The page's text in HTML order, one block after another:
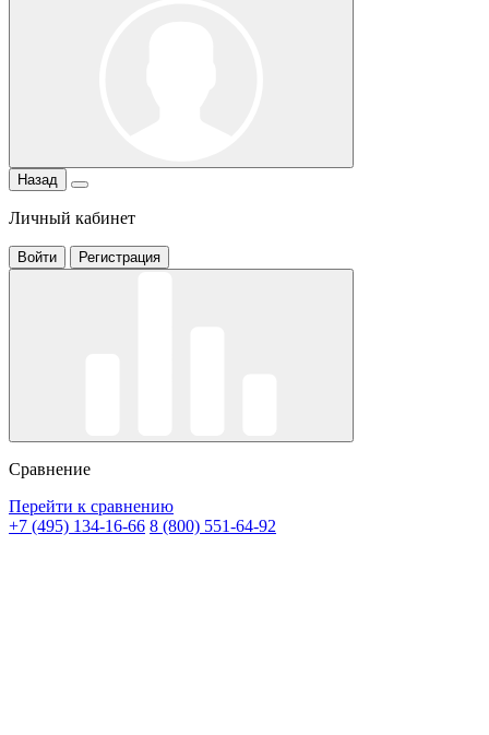
Назад
Личный кабинет
Войти Регистрация
Сравнение
Перейти к сравнению
+7 (495) 134-16-66 8 (800) 551-64-92